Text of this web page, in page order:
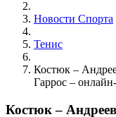
Новости Cпорта
Тенис
Костюк –
Гаррос –
Костюк –